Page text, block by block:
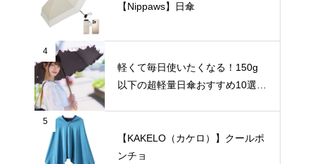
【Nippaws】日傘
4
軽くて毎日使いたくなる！150g
以下の超軽量日傘おすすめ10選
5
【KAKELO（カケロ）】クールポ
ンチョ